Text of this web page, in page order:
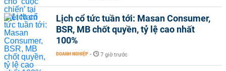
Lịch cổ tức tuần tới: Masan Consumer,
BSR, MB chốt quyền, tỷ lệ cao nhất
100%
DOANH NGHIỆP - 7 giờ trước